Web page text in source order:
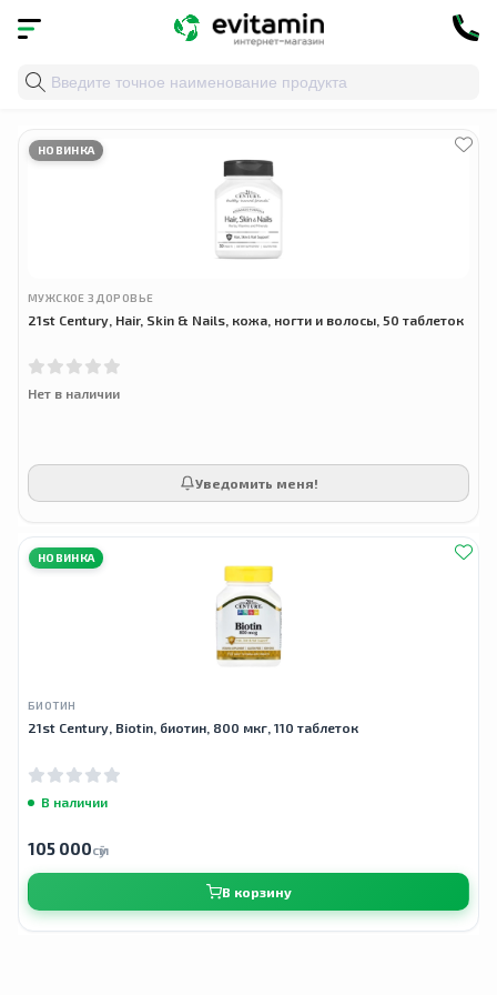
Главная » витамины для ногтей
НОВИНКА
МУЖСКОЕ ЗДОРОВЬЕ
21st Century, Hair, Skin & Nails, кожа, ногти и волосы, 50 таблеток
Нет в наличии
Уведомить меня!
НОВИНКА
БИОТИН
21st Century, Biotin, биотин, 800 мкг, 110 таблеток
В наличии
105 000сӯм
В корзину